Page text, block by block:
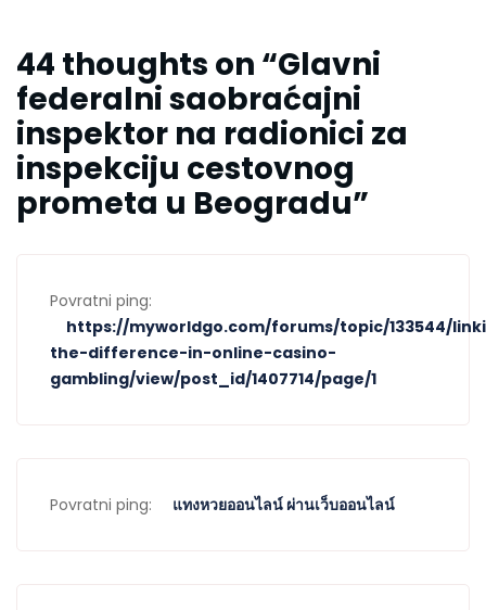
44 thoughts on “Glavni
federalni saobraćajni
inspektor na radionici za
inspekciju cestovnog
prometa u Beogradu”
Povratni ping:
https://myworldgo.com/forums/topic/133544/
the-difference-in-online-casino-
gambling/view/post_id/1407714/page/1
Povratni ping: แทงหวยออนไลน์ ผ่านเว็บออนไลน์